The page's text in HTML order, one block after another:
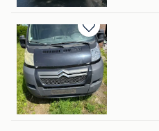
Bewaren
in
Mijn
Favorieten
Jim
Geel